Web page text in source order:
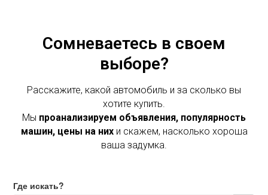
Сомневаетесь в своем
выборе?
Расскажите, какой автомобиль и за сколько вы
хотите купить.
Мы проанализируем объявления, популярность
машин, цены на нихи скажем, насколько хороша
ваша задумка.
Где искать?